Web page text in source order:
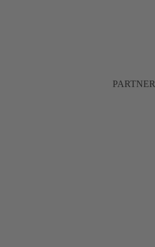
PARTNER